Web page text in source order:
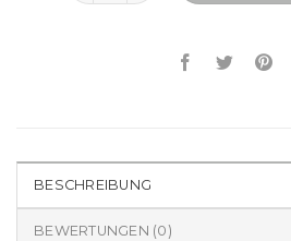
BESCHREIBUNG
BEWERTUNGEN (0)